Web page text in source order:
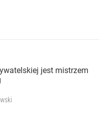
jest mistrzem